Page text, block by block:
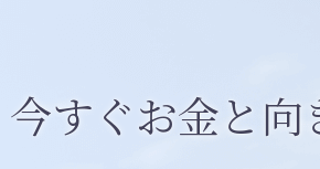
今すぐお金と向